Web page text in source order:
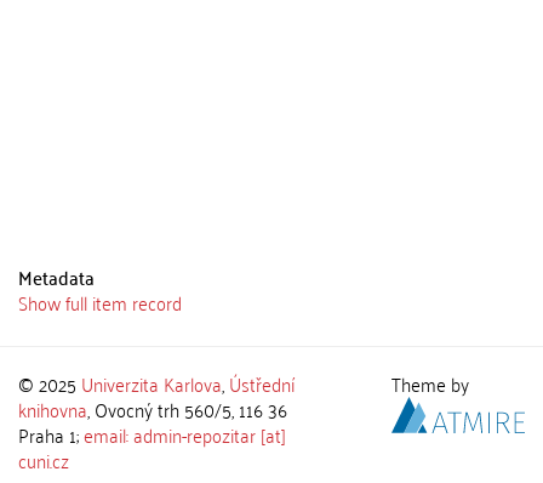
Metadata
Show full item record
© 2025 Univerzita Karlova,Ústřední
knihovna, Ovocný trh 560/5, 116 36
Praha 1;email: admin-repozitar [at]
cuni.cz
Theme by